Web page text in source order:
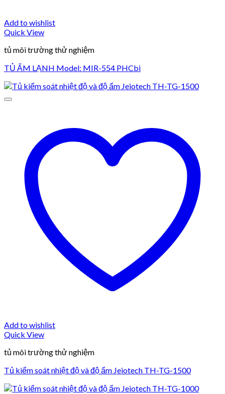
Add to wishlist
Quick View
tủ môi trường thử nghiệm
TỦ ẤM LẠNH Model: MIR-554 PHCbi
Add to wishlist
Quick View
tủ môi trường thử nghiệm
Tủ kiểm soát nhiệt độ và độ ẩm Jeiotech TH-TG-1500